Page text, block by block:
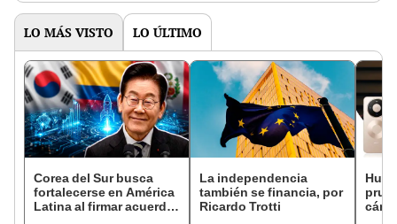
LO MÁS VISTO LO ÚLTIMO
Corea del Sur busca
fortalecerse en América
Latina al firmar acuerdo
La independencia
también se financia, por
Ricardo Trotti